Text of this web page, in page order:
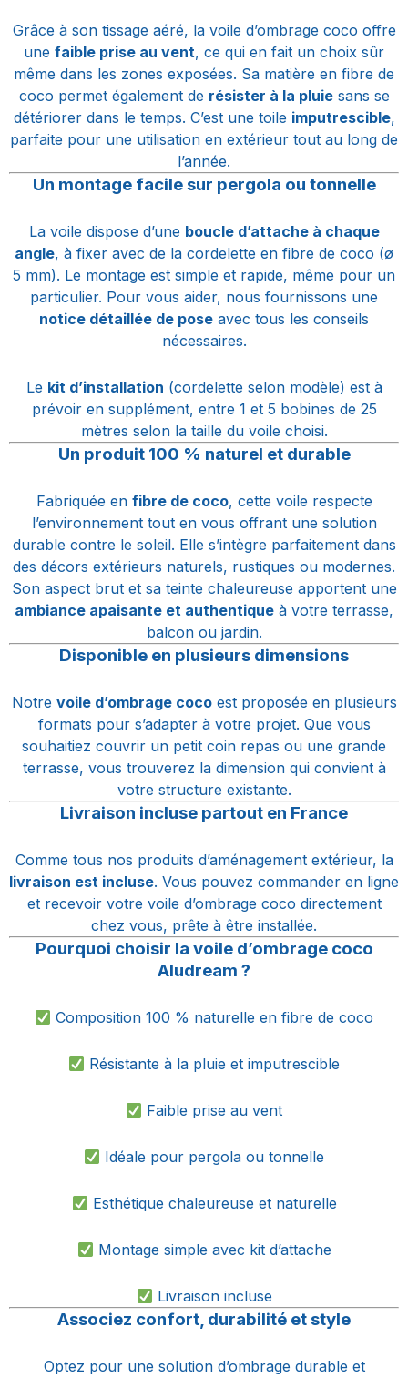
Grâce à son tissage aéré, la voile d’ombrage coco offre
une faible prise au vent, ce qui en fait un choix sûr
même dans les zones exposées. Sa matière en fibre de
coco permet également de résister à la pluiesans se
détériorer dans le temps. C’est une toile imputrescible,
parfaite pour une utilisation en extérieur tout au long de
l’année.
Un montage facile sur pergola ou tonnelle
La voile dispose d’une boucle d’attache à chaque
angle, à fixer avec de la cordelette en fibre de coco (ø
5 mm). Le montage est simple et rapide, même pour un
particulier. Pour vous aider, nous fournissons une
notice détaillée de pose avec tous les conseils
nécessaires.
Le kit d’installation (cordelette selon modèle) est à
prévoir en supplément, entre 1 et 5 bobines de 25
mètres selon la taille du voile choisi.
Un produit 100 % naturel et durable
Fabriquée en fibre de coco, cette voile respecte
l’environnement tout en vous offrant une solution
durable contre le soleil. Elle s’intègre parfaitement dans
des décors extérieurs naturels, rustiques ou modernes.
Son aspect brut et sa teinte chaleureuse apportent une
ambiance apaisante et authentique à votre terrasse,
balcon ou jardin.
Disponible en plusieurs dimensions
Notre voile d’ombrage cocoest proposée en plusieurs
formats pour s’adapter à votre projet. Que vous
souhaitiez couvrir un petit coin repas ou une grande
terrasse, vous trouverez la dimension qui convient à
votre structure existante.
Livraison incluse partout en France
Comme tous nos produits d’aménagement extérieur, la
livraison est incluse. Vous pouvez commander en ligne
et recevoir votre voile d’ombrage coco directement
chez vous, prête à être installée.
Pourquoi choisir la voile d’ombrage coco
Aludream ?
Composition 100 % naturelle en fibre de coco
Résistante à la pluie et imputrescible
Faible prise au vent
Idéale pour pergola ou tonnelle
Esthétique chaleureuse et naturelle
Montage simple avec kit d’attache
Livraison incluse
Associez confort, durabilité et style
Optez pour une solution d’ombrage durable et